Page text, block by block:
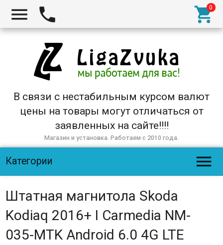
  
В связи с нестабильным курсом валют
цены на товары могут отличаться от
заявленных на сайте!!!!
Магазин и установка. Работаем с 2010 года.
Категории 
Штатная магнитола Skoda
Kodiaq 2016+ I Carmedia NM-
035-MTK Android 6.0 4G LTE